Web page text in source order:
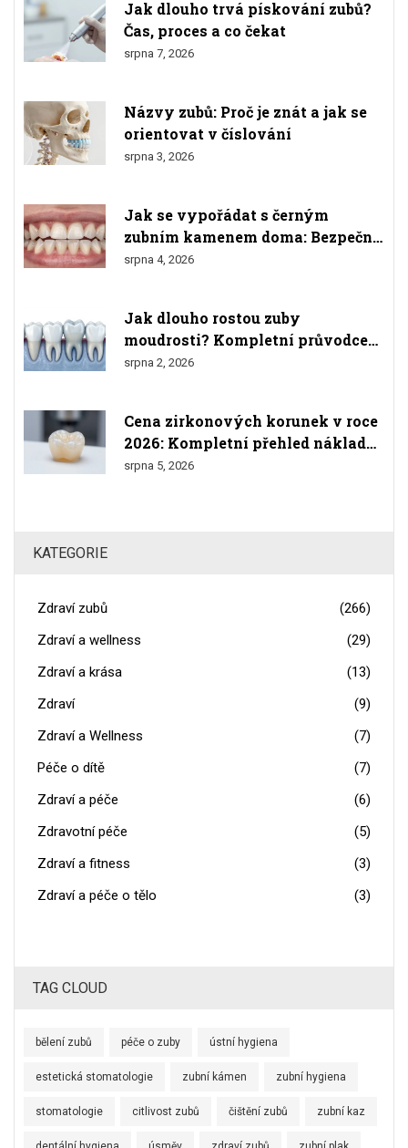
Jak dlouho trvá pískování zubů?
Čas, proces a co čekat
srpna 7, 2026
Názvy zubů: Proč je znát a jak se
orientovat v číslování
srpna 3, 2026
Jak se vypořádat s černým
zubním kamenem doma: Bezpečné
metody a varování
srpna 4, 2026
Jak dlouho rostou zuby
moudrosti? Kompletní průvodce
růstem, bolestmi a odstraněním
srpna 2, 2026
Cena zirkonových korunek v roce
2026: Kompletní přehled nákladů
a srovnání
srpna 5, 2026
KATEGORIE
Zdraví zubů
(266)
Zdraví a wellness
(29)
Zdraví a krása
(13)
Zdraví
(9)
Zdraví a Wellness
(7)
Péče o dítě
(7)
Zdraví a péče
(6)
Zdravotní péče
(5)
Zdraví a fitness
(3)
Zdraví a péče o tělo
(3)
TAG CLOUD
bělení zubů péče o zuby ústní hygiena
estetická stomatologie zubní kámen zubní hygiena
stomatologie citlivost zubů čištění zubů zubní kaz